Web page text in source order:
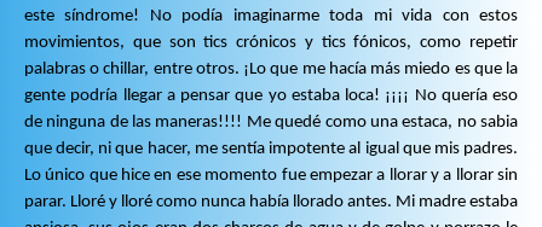
este síndrome! No podía imaginarme toda mi vida con estos
movimientos, que son tics crónicos y tics fónicos, como repetir
palabras o chillar, entre otros. ¡Lo que me hacía más miedo es que la
gente podría llegar a pensar que yo estaba loca! ¡¡¡¡ No quería eso
de ninguna de las maneras!!!! Me quedé como una estaca, no sabia
que decir, ni que hacer, me sentía impotente al igual que mis padres.
Lo único que hice en ese momento fue empezar a llorar y a llorar sin
parar. Lloré y lloré como nunca había llorado antes. Mi madre estaba